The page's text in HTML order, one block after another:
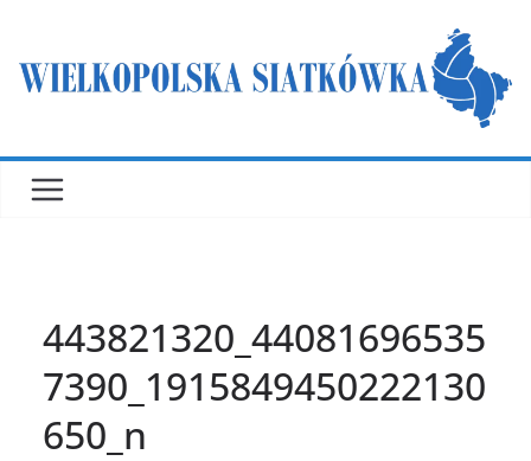
treści
443821320_44081696535
7390_1915849450222130
650_n